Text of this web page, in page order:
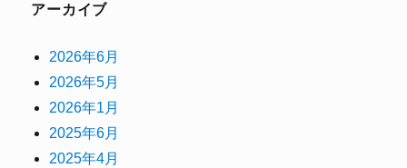
アーカイブ
2026年6月
2026年5月
2026年1月
2025年6月
2025年4月